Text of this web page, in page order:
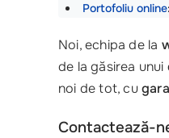
Portofoliu online:
Noi, echipa de la
de la găsirea unui
noi de tot, cu
Contactează-